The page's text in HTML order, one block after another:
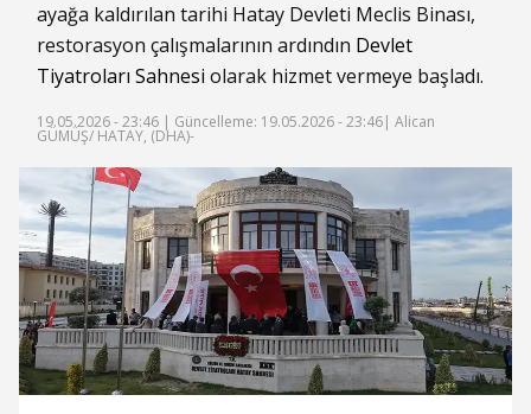
ayağa kaldırılan tarihi Hatay Devleti Meclis Binası,
restorasyon çalışmalarının ardındın Devlet
Tiyatroları Sahnesi olarak hizmet vermeye başladı.
19.05.2026 - 23:46 | Güncelleme: 19.05.2026 - 23:46| Alican
GÜMÜŞ/ HATAY, (DHA)-